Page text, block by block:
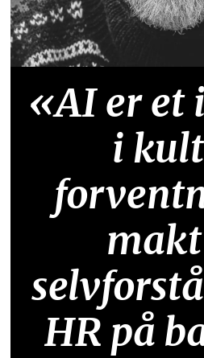
«AI er et
i
HR på